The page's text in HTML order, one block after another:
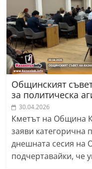
Общинският
за политическа
30.04.2026
Кметът на Община
заяви категорична
днешната сесия на
подчертавайки, че